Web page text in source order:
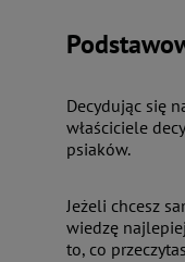
Decydując się
właściciele
psiaków.
Jeżeli chcesz
wiedzę
to, co